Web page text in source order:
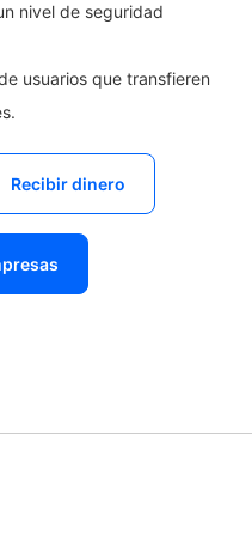
nivel de seguridad
usuarios que transfieren
Recibir dinero